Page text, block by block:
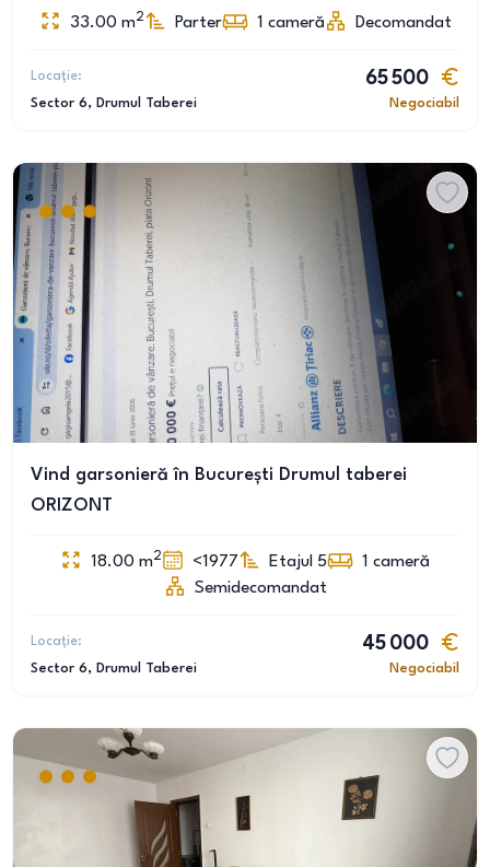
33.00 m2 Parter 1 cameră Decomandat
Locație:
Sector 6, Drumul Taberei
65 500
Negociabil
Vind garsonieră în București Drumul taberei
ORIZONT
18.00 m2 <1977 Etajul 5 1 cameră
Semidecomandat
Locație:
Sector 6, Drumul Taberei
45 000
Negociabil